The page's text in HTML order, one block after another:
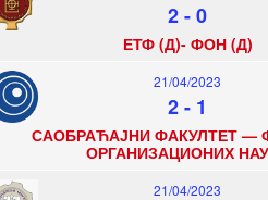
2-0
ЕТФ (Д)- ФОН (Д)
21/04/2023
2- 1
САОБРАЋАЈНИ ФАКУЛТЕТ —
ОРГАНИЗАЦИОНИХ
21/04/2023